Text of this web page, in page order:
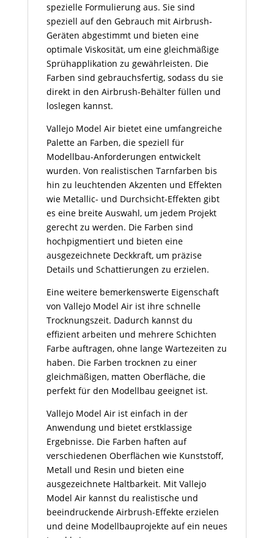
spezielle Formulierung aus. Sie sind
speziell auf den Gebrauch mit Airbrush-
Geräten abgestimmt und bieten eine
optimale Viskosität, um eine gleichmäßige
Sprühapplikation zu gewährleisten. Die
Farben sind gebrauchsfertig, sodass du sie
direkt in den Airbrush-Behälter füllen und
loslegen kannst.
Vallejo Model Air bietet eine umfangreiche
Palette an Farben, die speziell für
Modellbau-Anforderungen entwickelt
wurden. Von realistischen Tarnfarben bis
hin zu leuchtenden Akzenten und Effekten
wie Metallic- und Durchsicht-Effekten gibt
es eine breite Auswahl, um jedem Projekt
gerecht zu werden. Die Farben sind
hochpigmentiert und bieten eine
ausgezeichnete Deckkraft, um präzise
Details und Schattierungen zu erzielen.
Eine weitere bemerkenswerte Eigenschaft
von Vallejo Model Air ist ihre schnelle
Trocknungszeit. Dadurch kannst du
effizient arbeiten und mehrere Schichten
Farbe auftragen, ohne lange Wartezeiten zu
haben. Die Farben trocknen zu einer
gleichmäßigen, matten Oberfläche, die
perfekt für den Modellbau geeignet ist.
Vallejo Model Air ist einfach in der
Anwendung und bietet erstklassige
Ergebnisse. Die Farben haften auf
verschiedenen Oberflächen wie Kunststoff,
Metall und Resin und bieten eine
ausgezeichnete Haltbarkeit. Mit Vallejo
Model Air kannst du realistische und
beeindruckende Airbrush-Effekte erzielen
und deine Modellbauprojekte auf ein neues